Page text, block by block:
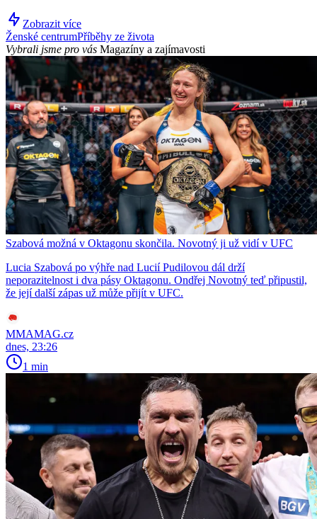
Zobrazit více
Ženské centrumPříběhy ze života
Vybrali jsme pro vás Magazíny a zajímavosti
Szabová možná v Oktagonu skončila. Novotný ji už vidí v UFC
Lucia Szabová po výhře nad Lucií Pudilovou dál drží
neporazitelnost i dva pásy Oktagonu. Ondřej Novotný teď připustil,
že její další zápas už může přijít v UFC.
MMAMAG.cz
dnes, 23:26
1 min